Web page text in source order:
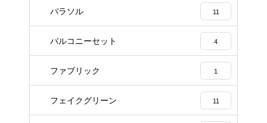
パラソル 11
バルコニーセット 4
ファブリック 1
フェイクグリーン 11